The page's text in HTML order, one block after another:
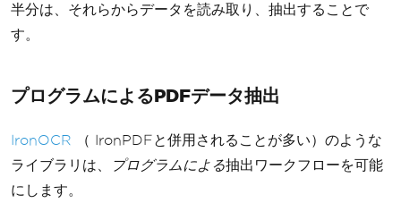
半分は、それらからデータを読み取り、抽出することで
す。
プログラムによるPDFデータ抽出
IronOCR （ IronPDFと併用されることが多い）のような
ライブラリは、
プログラムによる抽出ワークフローを可能
にします。